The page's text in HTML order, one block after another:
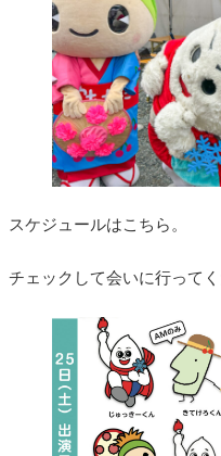
スケジュールはこちら。
チェックして会いに行ってく